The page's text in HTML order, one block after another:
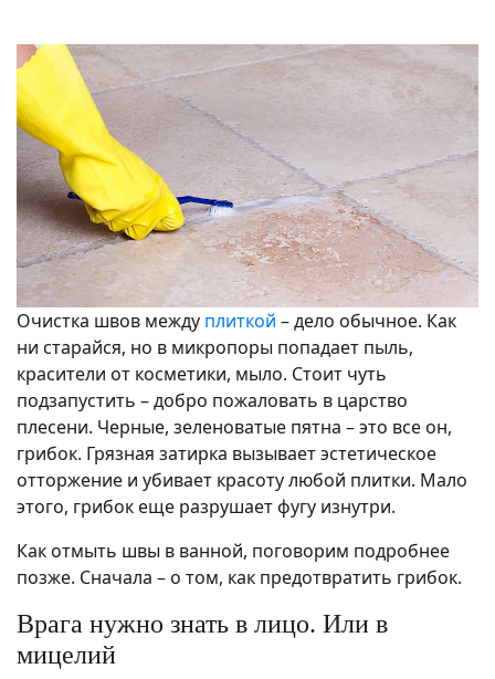
Очистка швов между плиткой – дело обычное. Как
ни старайся, но в микропоры попадает пыль,
красители от косметики, мыло. Стоит чуть
подзапустить – добро пожаловать в царство
плесени. Черные, зеленоватые пятна – это все он,
грибок. Грязная затирка вызывает эстетическое
отторжение и убивает красоту любой плитки. Мало
этого, грибок еще разрушает фугу изнутри.
Как отмыть швы в ванной, поговорим подробнее
позже. Сначала – о том, как предотвратить грибок.
Врага нужно знать в лицо. Или в
мицелий